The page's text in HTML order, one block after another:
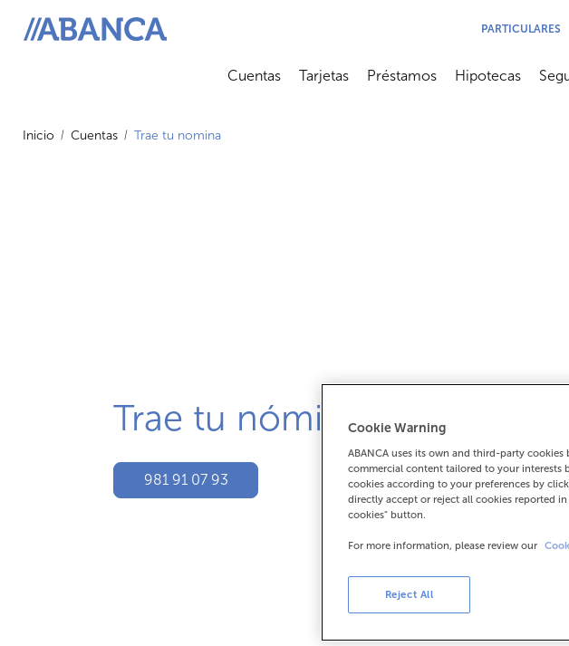
ABANCA
PARTICULARES
Cuentas
Abrir submenú
Tarjetas
Abrir submenú
Préstamos
Abrir submenú
Hipotecas
Abrir
Inicio Cuentas Trae tu nomina
Trae tu nómina y llévate
981 91 07 93
Cookie Warning
ABANCA uses its own and third-party
commercial content tailored to your interests
cookies according to your preferences by
directly accept or reject all cookies reported
cookies" button.
For more information, please review our
Reject All